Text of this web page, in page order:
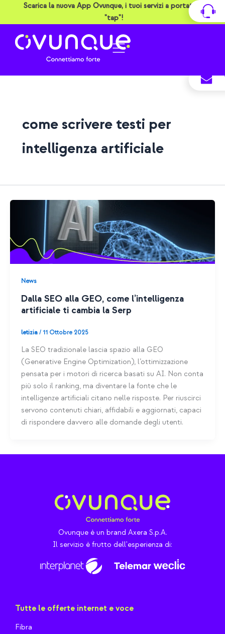
Scarica la nuova App Ovunque, i tuoi servizi a portata di
"tap"!
come scrivere testi per
intelligenza artificiale
News
Dalla SEO alla GEO, come l’intelligenza
artificiale ti cambia la Serp
letizia / 11 Ottobre 2025
La SEO tradizionale lascia spazio alla GEO
(Generative Engine Optimization), l’ottimizzazione
pensata per i motori di ricerca basati su AI. Non conta
più solo il ranking, ma diventare la fonte che le
intelligenze artificiali citano nelle risposte. Per riuscirci
servono contenuti chiari, affidabili e aggiornati, capaci
di rispondere davvero alle domande degli utenti.
Ovunque è un brand Axera S.p.A.
Il servizio è frutto dell'esperienza di:
Tutte le offerte internet e voce
Fibra